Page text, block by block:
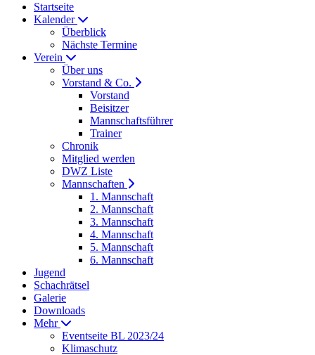
Startseite
Kalender
Überblick
Nächste Termine
Verein
Über uns
Vorstand & Co.
Vorstand
Beisitzer
Mannschaftsführer
Trainer
Chronik
Mitglied werden
DWZ Liste
Mannschaften
1. Mannschaft
2. Mannschaft
3. Mannschaft
4. Mannschaft
5. Mannschaft
6. Mannschaft
Jugend
Schachrätsel
Galerie
Downloads
Mehr
Eventseite BL 2023/24
Klimaschutz